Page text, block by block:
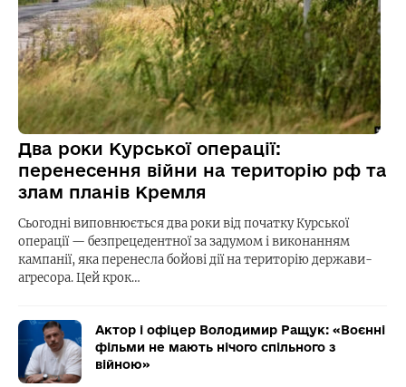
Два роки Курської операції:
перенесення війни на територію рф та
злам планів Кремля
Сьогодні виповнюється два роки від початку Курської
операції — безпрецедентної за задумом і виконанням
кампанії, яка перенесла бойові дії на територію держави-
агресора. Цей крок…
Актор і офіцер Володимир Ращук: «Воєнні
фільми не мають нічого спільного з
війною»